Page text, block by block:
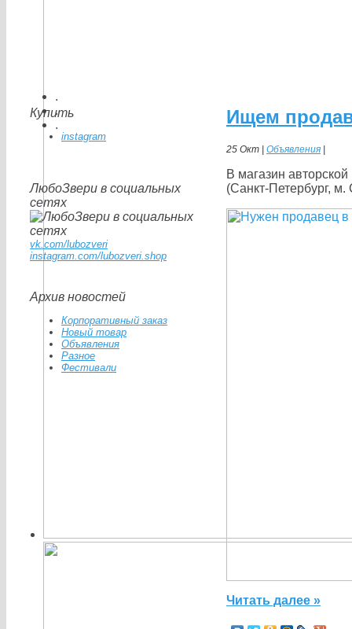
.
.
.
Купить
instagram
ЛюбоЗвери в социальных
сетях
vk.com/lubozveri
instagram.com/lubozveri.shop
Архив новостей
Корпоративный заказ
Новый товар
Объявления
Разное
Фестивали
Ищем
25 Окт | Объявления
В магазин
(Санкт-Петербург, м.
Читать далее »